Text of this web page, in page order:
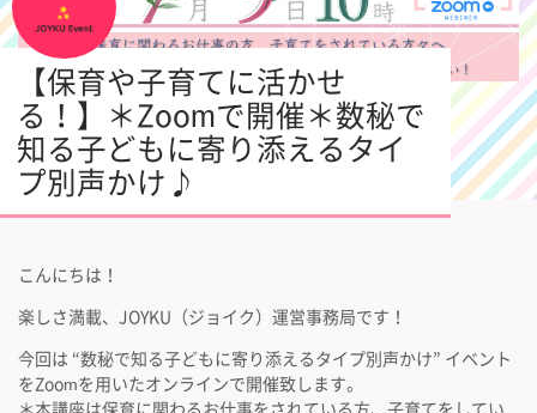
【保育や子育てに活かせ
る！】＊Zoomで開催＊数秘で
知る子どもに寄り添えるタイ
プ別声かけ♪
こんにちは！
楽しさ満載、JOYKU（ジョイク）運営事務局です！
今回は “数秘で知る子どもに寄り添えるタイプ別声かけ” イベント
をZoomを用いたオンラインで開催致します。
＊本講座は保育に関わるお仕事をされている方、子育てをしてい